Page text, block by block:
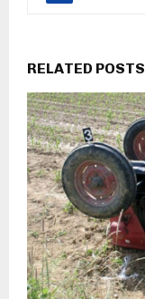
RELATED POSTS